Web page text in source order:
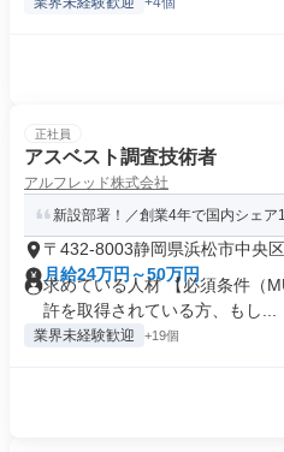
正社員
アスベスト調査技術者
アルフレッド株式会社
新設部署！／創業4年で国内シェア
〒432-8003静岡県浜松市中央
月給24万円～50万円
求めている人材 【必須条件（
許を取得されている方、もし...
業界未経験歓迎 +19個